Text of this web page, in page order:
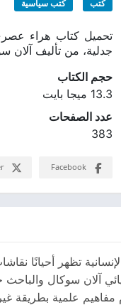
كتب كتب سياسية
جدلية، من تأليف آلان
حجم الكتاب
13.3 ميجا بايت
عدد الصفحات
383
Facebook
تظهر أحيانًا
آلان سوكال والباحث
مفاهيم علمية بطريقة